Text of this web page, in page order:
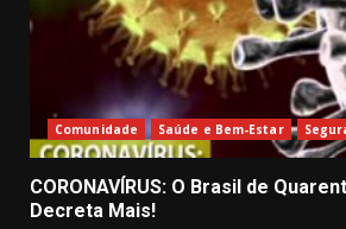
Comunidade Saúde e Bem-Estar
CORONAVÍRUS: O Brasil de
Decreta Mais!